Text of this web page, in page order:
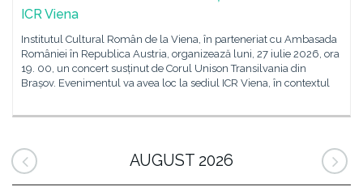
ICR Viena
Institutul Cultural Român de la Viena, în parteneriat cu Ambasada
României în Republica Austria, organizează luni, 27 iulie 2026, ora
19. 00, un concert susținut de Corul Unison Transilvania din
Brașov. Evenimentul va avea loc la sediul ICR Viena, în contextul
AUGUST 2026